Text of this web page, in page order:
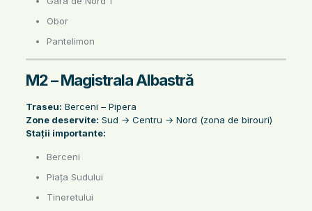
Obor
Pantelimon
M2 – Magistrala Albastră
Traseu: Berceni – Pipera
Zone deservite: Sud → Centru → Nord (zona de birouri)
Stații importante:
Berceni
Piața Sudului
Tineretului